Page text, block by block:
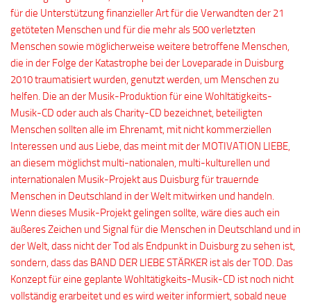
für die Unterstützung finanzieller Art für die Verwandten der 21
getöteten Menschen und für die mehr als 500 verletzten
Menschen sowie möglicherweise weitere betroffene Menschen,
die in der Folge der Katastrophe bei der Loveparade in Duisburg
2010 traumatisiert wurden, genutzt werden, um Menschen zu
helfen. Die an der Musik-Produktion für eine Wohltätigkeits-
Musik-CD oder auch als Charity-CD bezeichnet, beteiligten
Menschen sollten alle im Ehrenamt, mit nicht kommerziellen
Interessen und aus Liebe, das meint mit der MOTIVATION LIEBE,
an diesem möglichst multi-nationalen, multi-kulturellen und
internationalen Musik-Projekt aus Duisburg für trauernde
Menschen in Deutschland in der Welt mitwirken und handeln.
Wenn dieses Musik-Projekt gelingen sollte, wäre dies auch ein
äußeres Zeichen und Signal für die Menschen in Deutschland und in
der Welt, dass nicht der Tod als Endpunkt in Duisburg zu sehen ist,
sondern, dass das BAND DER LIEBE STÄRKER ist als der TOD. Das
Konzept für eine geplante Wohltätigkeits-Musik-CD ist noch nicht
vollständig erarbeitet und es wird weiter informiert, sobald neue